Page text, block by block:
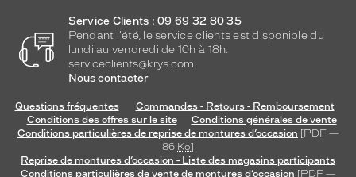
Service Clients : 09 69 32 80 35
Pendant l'été, le service clients est disponible du
lundi au vendredi de 10h à 18h.
serviceclients@krys.com
Nous contacter
Questions fréquentes
Commandes - Retours - Remboursement
Conditions des offres sur le site
Conditions générales de vente
Conditions particulières de reprise de montures d’occasion [PDF —
86 Ko]
Reprise de montures d’occasion - Liste des magasins participants
Conditions particulières de vente de montures d’occasion [PDF —